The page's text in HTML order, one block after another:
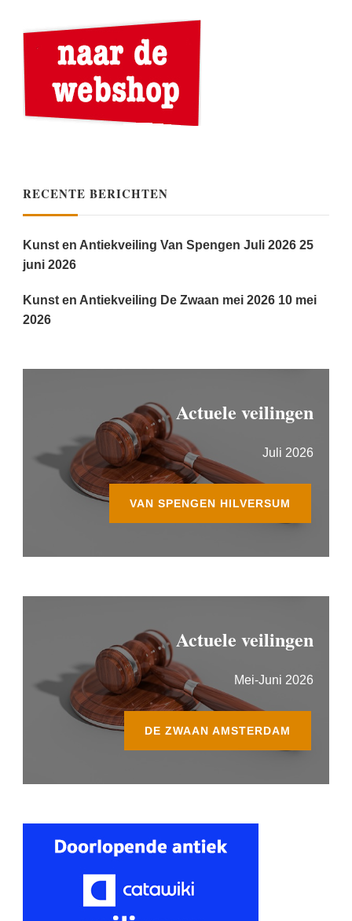
RECENTE BERICHTEN
Kunst en Antiekveiling Van Spengen Juli 2026 25
juni 2026
Kunst en Antiekveiling De Zwaan mei 2026 10 mei
2026
Actuele veilingen
Juli 2026
VAN SPENGEN HILVERSUM
Actuele veilingen
Mei-Juni 2026
DE ZWAAN AMSTERDAM